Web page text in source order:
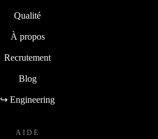
Qualité
À propos
Recrutement
Blog
↪ Engineering
AIDE